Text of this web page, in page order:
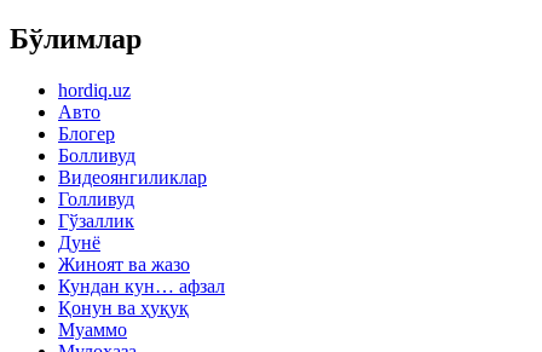
Бўлимлар
hordiq.uz
Авто
Блогер
Болливуд
Видеоянгиликлар
Голливуд
Гўзаллик
Дунё
Жиноят ва жазо
Кундан кун… афзал
Қонун ва ҳуқуқ
Муаммо